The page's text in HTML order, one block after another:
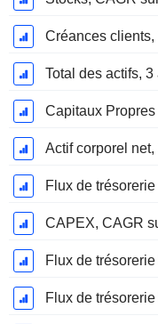
Créances
Total des actifs,
Capitaux
Actif corporel
CAPEX, CAGR